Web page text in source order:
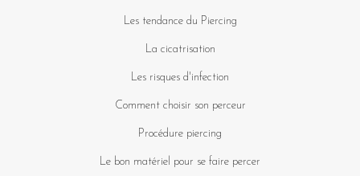
Les tendance du Piercing
La cicatrisation
Les risques d'infection
Comment choisir son perceur
Procédure piercing
Le bon matériel pour se faire percer